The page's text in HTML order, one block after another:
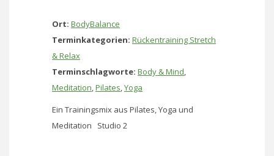
Ort: BodyBalance
Terminkategorien: Rückentraining Stretch
& Relax
Terminschlagworte: Body & Mind,
Meditation,Pilates,Yoga
Ein Trainingsmix aus Pilates, Yoga und
Meditation Studio 2